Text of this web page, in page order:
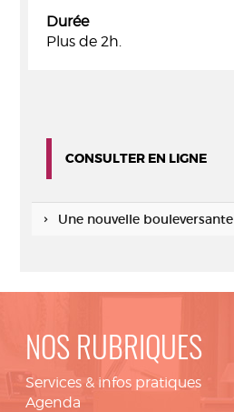
Durée
Plus de 2h.
CONSULTER EN LIGNE
Une nouvelle bouleversante
NOS RUBRIQUES
Services & infos pratiques
Agenda